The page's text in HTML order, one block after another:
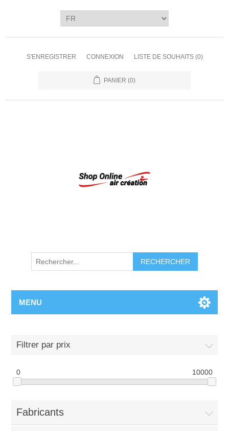
S'ENREGISTRER CONNEXION LISTE DE SOUHAITS (0)
PANIER (0)
RECHERCHER
MENU
Filtrer par prix
0 10000
Fabricants